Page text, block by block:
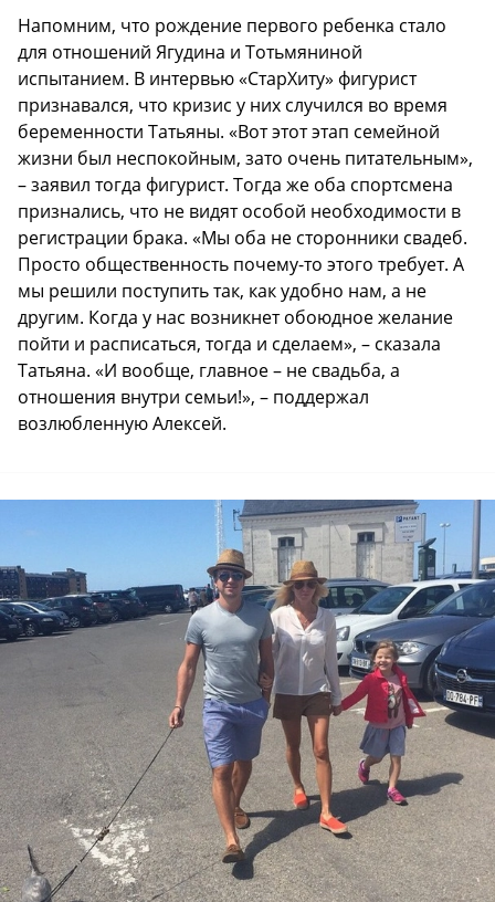
Напомним, что рождение первого ребенка стало
для отношений Ягудина и Тотьмяниной
испытанием. В интервью «СтарХиту» фигурист
признавался, что кризис у них случился во время
беременности Татьяны. «Вот этот этап семейной
жизни был неспокойным, зато очень питательным»,
– заявил тогда фигурист. Тогда же оба спортсмена
признались, что не видят особой необходимости в
регистрации брака. «Мы оба не сторонники свадеб.
Просто общественность почему-то этого требует. А
мы решили поступить так, как удобно нам, а не
другим. Когда у нас возникнет обоюдное желание
пойти и расписаться, тогда и сделаем», – сказала
Татьяна. «И вообще, главное – не свадьба, а
отношения внутри семьи!», – поддержал
возлюбленную Алексей.